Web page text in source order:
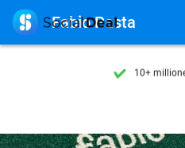
Tilgængelig
10+
 Fabio Pasta